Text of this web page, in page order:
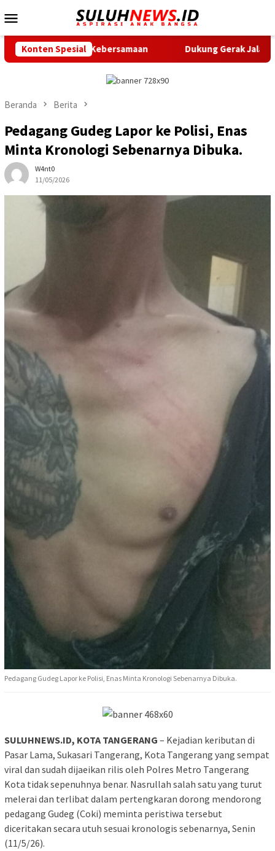
ke
Mobile
Konten Spesial
Kebersamaan Dukung Gerak Jalan Santai HUT RI,
Beranda Berita
Pedagang Gudeg Lapor ke Polisi, Enas
Minta Kronologi Sebenarnya Dibuka.
W4nt0
11/05/2026
Pedagang Gudeg Lapor ke Polisi, Enas Minta Kronologi Sebenarnya Dibuka.
SULUHNEWS.ID, KOTA TANGERANG – Kejadian keributan di
Pasar Lama, Sukasari Tangerang, Kota Tangerang yang sempat
viral dan sudah dijaeikan rilis oleh Polres Metro Tangerang
Kota tidak sepenuhnya benar. Nasrullah salah satu yang turut
melerai dan terlibat dalam pertengkaran dorong mendorong
pedagang Gudeg (Coki) meminta peristiwa tersebut
diceritakan secara utuh sesuai kronologis sebenarnya, Senin
(11/5/26).